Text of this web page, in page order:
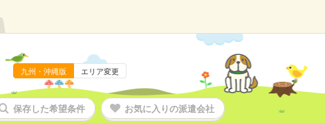
九州・沖縄版 エリア変更
保存した希望条件 お気に入りの派遣会社